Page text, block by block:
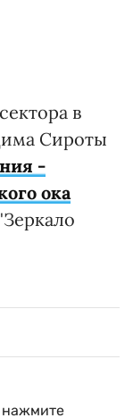
в
Сироты
-
ока
нажмите